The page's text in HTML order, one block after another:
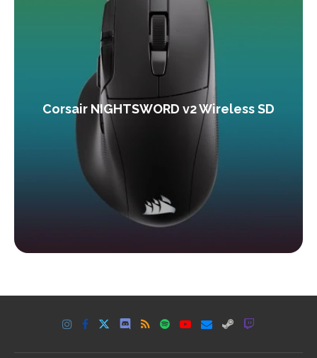
Corsair NIGHTSWORD v2 Wireless SD